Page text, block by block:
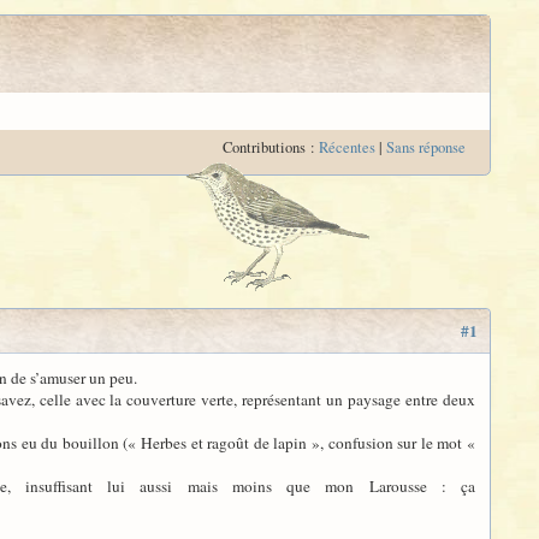
Contributions : Récentes| Sans réponse
#1
s’amuser un peu.
celle avec la couverture verte, représentant un paysage entre deux
eu du bouillon (« Herbes et ragoût de lapin », confusion sur le mot «
insuffisant lui aussi mais moins que mon Larousse : ça